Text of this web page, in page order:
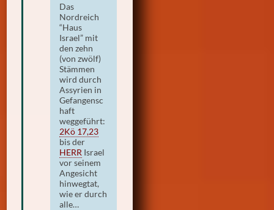
Das
Nordreich
“Haus
Israel” mit
den zehn
(von zwölf)
Stämmen
wird durch
Assyrien in
Gefangensc
haft
weggeführt:
2Kö 17,23
bis der
HERR Israel
vor seinem
Angesicht
hinwegtat,
wie er durch
alle…